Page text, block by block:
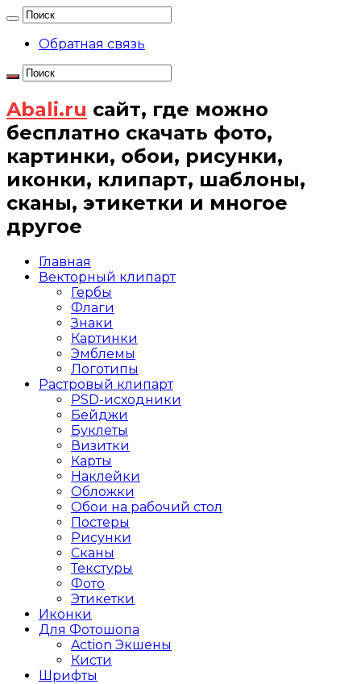
Обратная связь
Abali.ru сайт, где можно
бесплатно скачать фото,
картинки, обои, рисунки,
иконки, клипарт, шаблоны,
сканы, этикетки и многое
другое
Главная
Векторный клипарт
Гербы
Флаги
Знаки
Картинки
Эмблемы
Логотипы
Растровый клипарт
PSD-исходники
Бейджи
Буклеты
Визитки
Карты
Наклейки
Обложки
Обои на рабочий стол
Постеры
Рисунки
Сканы
Текстуры
Фото
Этикетки
Иконки
Для Фотошопа
Action Экшены
Кисти
Шрифты